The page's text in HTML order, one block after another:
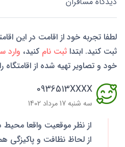
لطفا تجربه خود از اقامت در این
ثبت کنید. ابتدا ثبت نام کنید، وارد
خود و تصاویر تهیه شده از اقامتگاه
0936513XXXX
سه شنبه 17 مرداد 1402
از نظر موقعیت واقعا محیط
از لحاظ نظافت و پاکیزگی